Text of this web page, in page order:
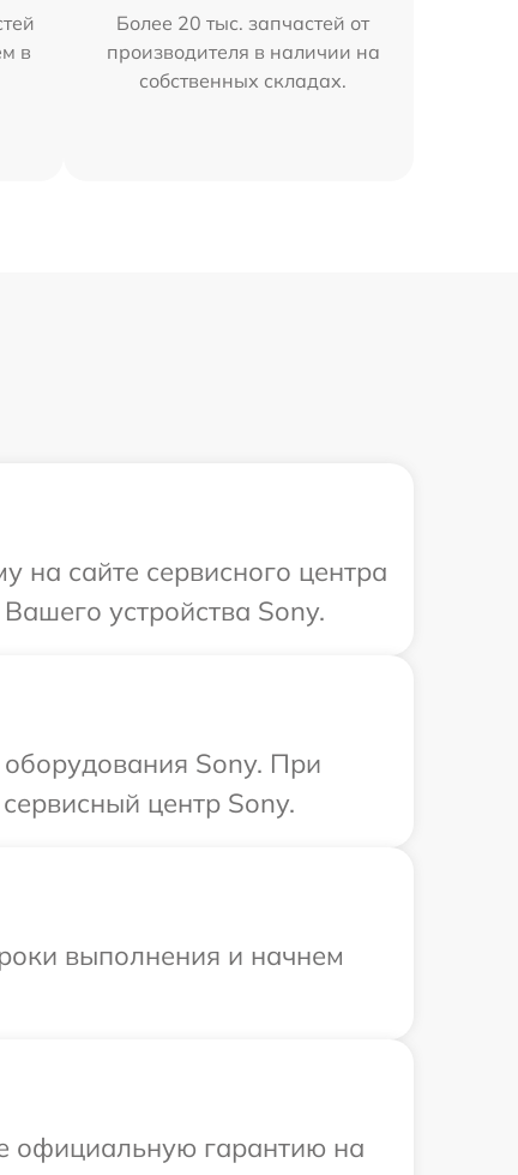
в
Более 20 тыс. запчастей от
производителя в наличии на
собственных складах.
на сайте сервисного центра
устройства Sony.
Sony. При
центр Sony.
выполнения и начнем
официальную гарантию на